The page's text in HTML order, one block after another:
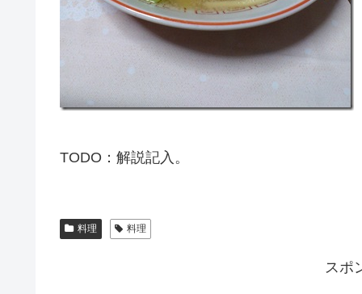
TODO：解説記入。
料理 料理
スポ